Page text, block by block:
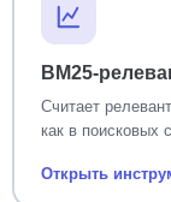
BM25-
Считает
как в поисковых
Открыть